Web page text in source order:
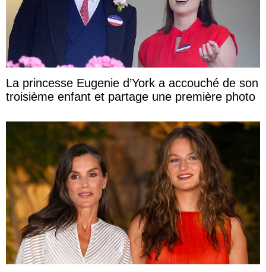
La princesse Eugenie d’York a accouché de son
troisième enfant et partage une première photo